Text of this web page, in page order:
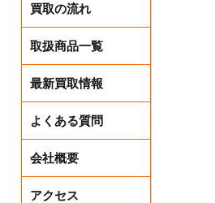
買取の流れ
取扱商品一覧
最新買取情報
よくある質問
会社概要
アクセス